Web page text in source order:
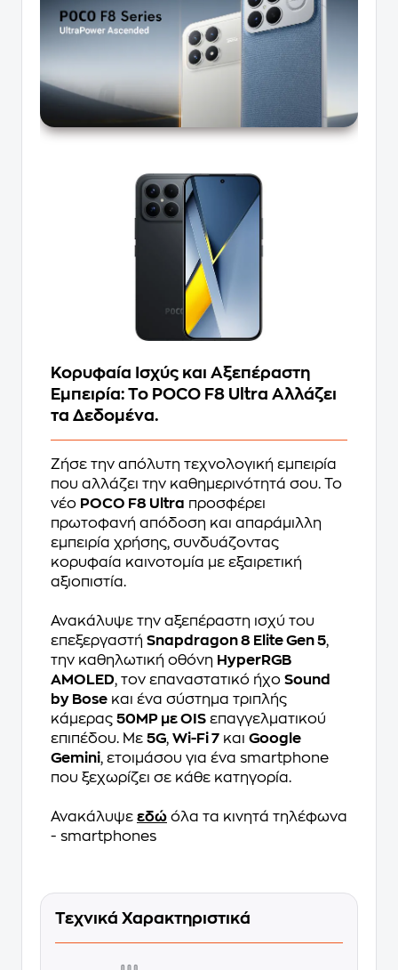
Κορυφαία Ισχύς και Αξεπέραστη
Εμπειρία: Το POCO F8 Ultra Αλλάζει
τα Δεδομένα.
Ζήσε την απόλυτη τεχνολογική εμπειρία
που αλλάζει την καθημερινότητά σου. Το
νέο POCO F8 Ultra προσφέρει
πρωτοφανή απόδοση και απαράμιλλη
εμπειρία χρήσης, συνδυάζοντας
κορυφαία καινοτομία με εξαιρετική
αξιοπιστία.
Ανακάλυψε την αξεπέραστη ισχύ του
επεξεργαστή Snapdragon 8 Elite Gen 5,
την καθηλωτική οθόνη HyperRGB
AMOLED, τον επαναστατικό ήχο Sound
by Bose και ένα σύστημα τριπλής
κάμερας 50MP με OIS επαγγελματικού
επιπέδου. Με 5G, Wi-Fi 7 και Google
Gemini, ετοιμάσου για ένα smartphone
που ξεχωρίζει σε κάθε κατηγορία.
Ανακάλυψε εδώ όλα τα κινητά τηλέφωνα
- smartphones
Τεχνικά Χαρακτηριστικά